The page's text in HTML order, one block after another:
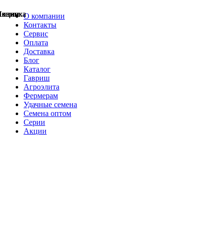
О компании
Контакты
Сервис
Оплата
Доставка
Блог
Каталог
Гавриш
Агроэлита
Фермерам
Удачные семена
Семена оптом
Серии
Акции